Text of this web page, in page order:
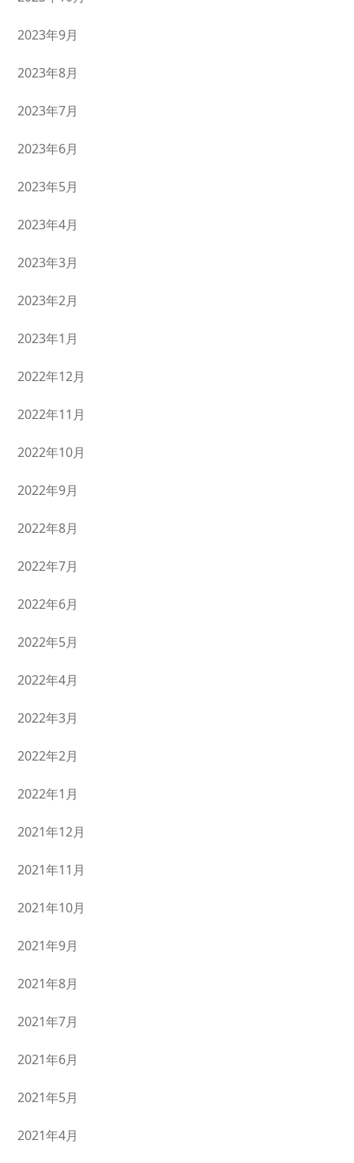
2023年9月
2023年8月
2023年7月
2023年6月
2023年5月
2023年4月
2023年3月
2023年2月
2023年1月
2022年12月
2022年11月
2022年10月
2022年9月
2022年8月
2022年7月
2022年6月
2022年5月
2022年4月
2022年3月
2022年2月
2022年1月
2021年12月
2021年11月
2021年10月
2021年9月
2021年8月
2021年7月
2021年6月
2021年5月
2021年4月